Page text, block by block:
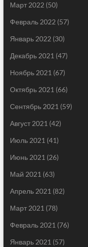
Март 2022 (50)
Февраль 2022 (57)
Январь 2022 (30)
Декабрь 2021 (47)
Ноябрь 2021 (67)
Октябрь 2021 (66)
Сентябрь 2021 (59)
Август 2021 (42)
Июль 2021 (41)
Июнь 2021 (26)
Май 2021 (63)
Апрель 2021 (82)
Март 2021 (78)
Февраль 2021 (76)
Январь 2021 (57)